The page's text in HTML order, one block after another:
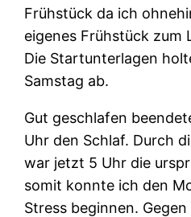
Frühstück da ich
eigenes Frühstück zum
Die Startunterlagen
Samstag ab.
Gut geschlafen
Uhr den Schlaf. Durch
war jetzt 5 Uhr die
somit konnte ich den
Stress beginnen.